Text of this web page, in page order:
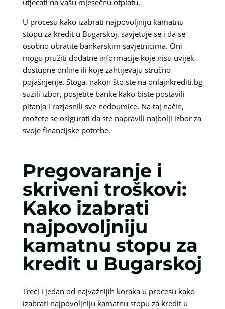
U procesu kako izabrati najpovoljniju kamatnu
stopu za kredit u Bugarskoj, savjetuje se i da se
osobno obratite bankarskim savjetnicima. Oni
mogu pružiti dodatne informacije koje nisu uvijek
dostupne online ili koje zahtijevaju stručno
pojašnjenje. Stoga, nakon što ste na onlajnkrediti.bg
suzili izbor, posjetite banke kako biste postavili
pitanja i razjasnili sve nedoumice. Na taj način,
možete se osigurati da ste napravili najbolji izbor za
svoje financijske potrebe.
Pregovaranje i
skriveni troškovi:
Kako izabrati
najpovoljniju
kamatnu stopu za
kredit u Bugarskoj
Treći i jedan od najvažnijih koraka u procesu kako
izabrati najpovoljniju kamatnu stopu za kredit u